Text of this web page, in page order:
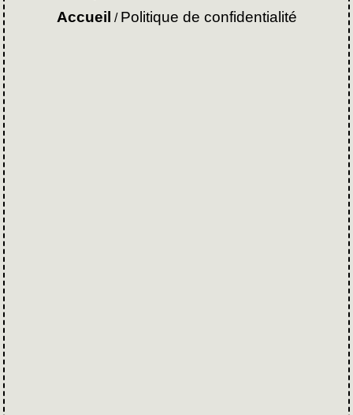
Accueil / Politique de confidentialité